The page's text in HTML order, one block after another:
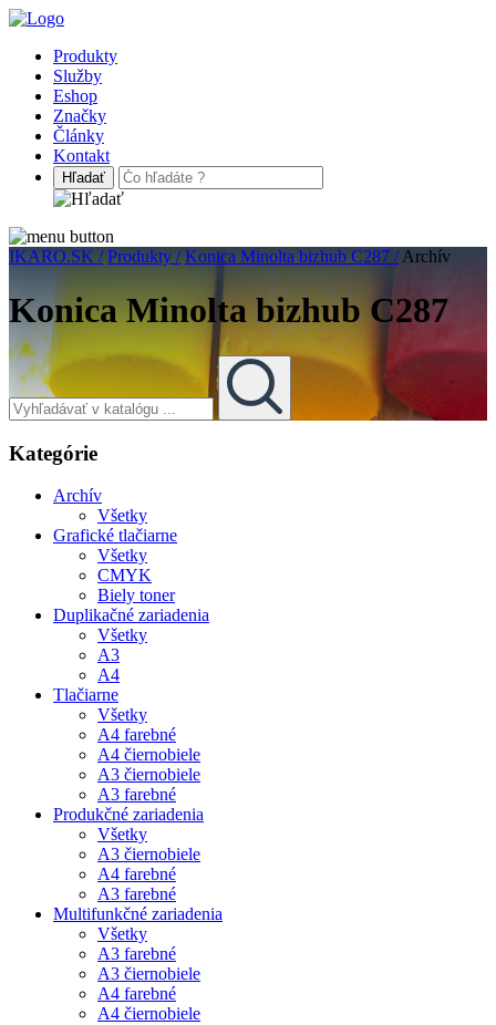
Produkty
Služby
Eshop
Značky
Články
Kontakt
IKARO.SK / Produkty / Konica Minolta bizhub C287 /Archív
Konica Minolta bizhub C287
Kategórie
Archív
Všetky
Grafické tlačiarne
Všetky
CMYK
Biely toner
Duplikačné zariadenia
Všetky
A3
A4
Tlačiarne
Všetky
A4 farebné
A4 čiernobiele
A3 čiernobiele
A3 farebné
Produkčné zariadenia
Všetky
A3 čiernobiele
A4 farebné
A3 farebné
Multifunkčné zariadenia
Všetky
A3 farebné
A3 čiernobiele
A4 farebné
A4 čiernobiele